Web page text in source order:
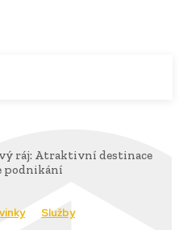
ráj: Atraktivní destinace
podnikání
Služby